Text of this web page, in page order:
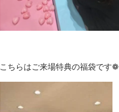
こちらはご来場特典の福袋です❁